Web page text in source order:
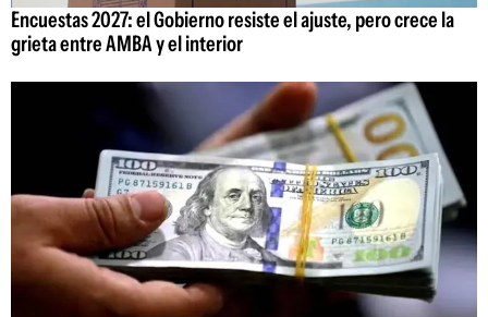
Encuestas 2027: el Gobierno resiste el ajuste, pero crece la
grieta entre AMBA y el interior